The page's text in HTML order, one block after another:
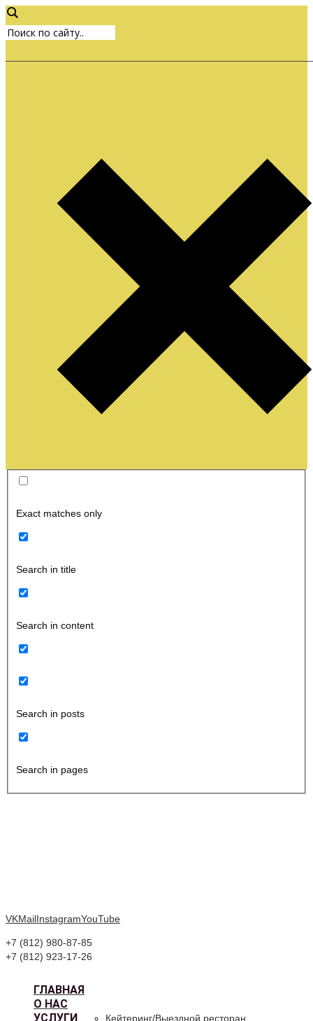
Exact matches only
Search in title
Search in content
Search in posts
Search in pages
VKMailInstagramYouTube
+7 (812) 980-87-85
+7 (812) 923-17-26
ГЛАВНАЯ
О НАС
УСЛУГИ
Кейтеринг/Выездной ресторан